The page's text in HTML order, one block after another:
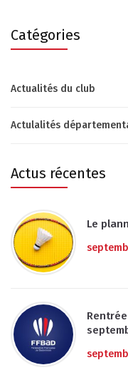
Catégories
Actualités du club
Actulalités
Actus récentes
Le